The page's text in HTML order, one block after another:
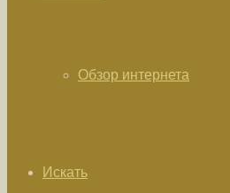
Обзор интернета
Искать